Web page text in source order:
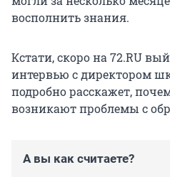
восполнить знания.
Кстати, скоро на 72.RU
интервью с директором
подробно расскажет,
возникают проблемы с
А вы как считаете?